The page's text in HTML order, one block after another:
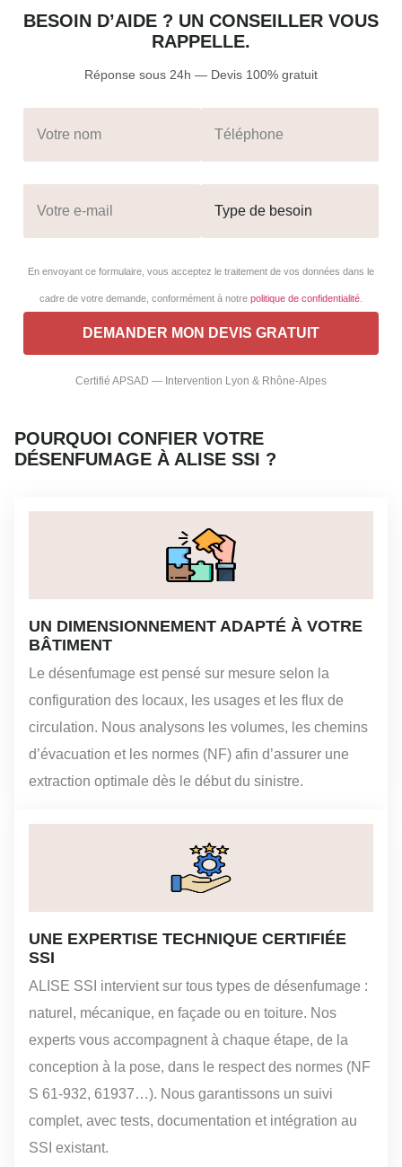
BESOIN D’AIDE ? UN CONSEILLER VOUS
RAPPELLE.
Réponse sous 24h — Devis 100% gratuit
En envoyant ce formulaire, vous acceptez le traitement de vos données dans le
cadre de votre demande, conformément à notre politique de confidentialité
Certifié APSAD — Intervention Lyon & Rhône-Alpes
POURQUOI CONFIER VOTRE
DÉSENFUMAGE À ALISE SSI ?
UN DIMENSIONNEMENT ADAPTÉ À VOTRE
BÂTIMENT
Le désenfumage est pensé sur mesure selon la
configuration des locaux, les usages et les flux de
circulation. Nous analysons les volumes, les chemins
d’évacuation et les normes (NF) afin d’assurer une
extraction optimale dès le début du sinistre.
UNE EXPERTISE TECHNIQUE CERTIFIÉE
SSI
ALISE SSI intervient sur tous types de désenfumage :
naturel, mécanique, en façade ou en toiture. Nos
experts vous accompagnent à chaque étape, de la
conception à la pose, dans le respect des normes (NF
S 61-932, 61937…). Nous garantissons un suivi
complet, avec tests, documentation et intégration au
SSI existant.